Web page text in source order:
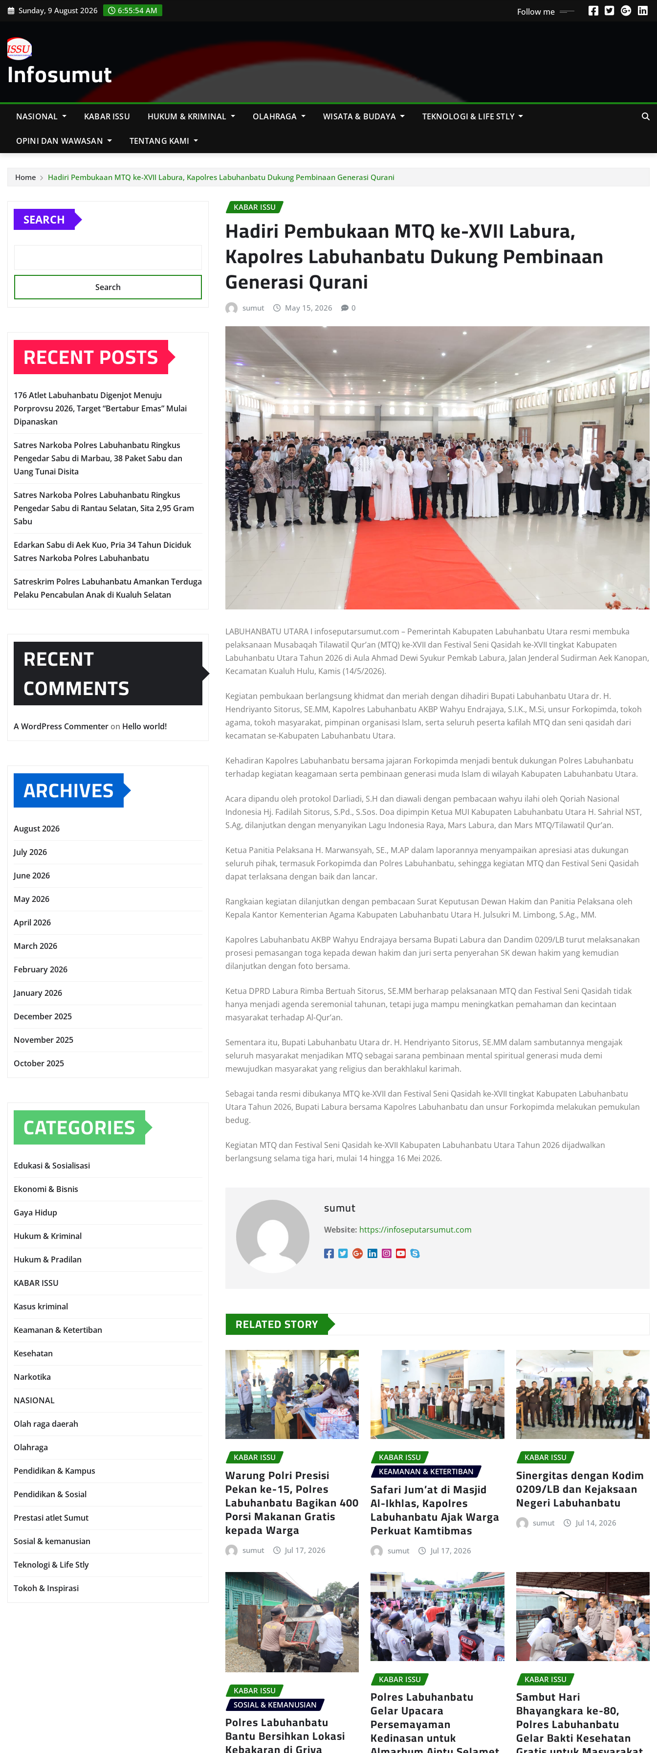
Skip Sunday, 9 August 2026 6:55:55 AM Follow me
Infosumut
NASIONAL KABAR ISSU HUKUM & KRIMINAL OLAHRAGA WISATA & BUDAYA TEKNOLOGI & LIFE STLY
OPINI DAN WAWASAN TENTANG KAMI
Home Hadiri Pembukaan MTQ ke-XVII Labura, Kapolres Labuhanbatu Dukung Pembinaan Generasi Qurani
SEARCH
Search
RECENT POSTS
176 Atlet Labuhanbatu Digenjot Menuju
Porprovsu 2026, Target “Bertabur Emas” Mulai
Dipanaskan
Satres Narkoba Polres Labuhanbatu Ringkus
Pengedar Sabu di Marbau, 38 Paket Sabu dan
Uang Tunai Disita
Satres Narkoba Polres Labuhanbatu Ringkus
Pengedar Sabu di Rantau Selatan, Sita 2,95 Gram
Sabu
Edarkan Sabu di Aek Kuo, Pria 34 Tahun Diciduk
Satres Narkoba Polres Labuhanbatu
Satreskrim Polres Labuhanbatu Amankan Terduga
Pelaku Pencabulan Anak di Kualuh Selatan
RECENT
COMMENTS
A WordPress Commenter on Hello world!
ARCHIVES
August 2026
July 2026
June 2026
May 2026
April 2026
March 2026
February 2026
January 2026
December 2025
November 2025
October 2025
CATEGORIES
Edukasi & Sosialisasi
Ekonomi & Bisnis
Gaya Hidup
Hukum & Kriminal
Hukum & Pradilan
KABAR ISSU
Kasus kriminal
Keamanan & Ketertiban
Kesehatan
Narkotika
NASIONAL
Olah raga daerah
Olahraga
Pendidikan & Kampus
Pendidikan & Sosial
Prestasi atlet Sumut
Sosial & kemanusian
Teknologi & Life Stly
Tokoh & Inspirasi
KABAR ISSU
Hadiri Pembukaan MTQ ke-XVII Labura,
Kapolres Labuhanbatu Dukung Pembinaan
Generasi Qurani
sumut May 15, 2026 0
LABUHANBATU UTARA I infoseputarsumut.com – Pemerintah Kabupaten Labuhanbatu Utara resmi membuka
pelaksanaan Musabaqah Tilawatil Qur’an (MTQ) ke-XVII dan Festival Seni Qasidah ke-XVII tingkat Kabupaten
Labuhanbatu Utara Tahun 2026 di Aula Ahmad Dewi Syukur Pemkab Labura, Jalan Jenderal Sudirman Aek Kanopan,
Kecamatan Kualuh Hulu, Kamis (14/5/2026).
Kegiatan pembukaan berlangsung khidmat dan meriah dengan dihadiri Bupati Labuhanbatu Utara dr. H.
Hendriyanto Sitorus, SE.MM, Kapolres Labuhanbatu AKBP Wahyu Endrajaya, S.I.K., M.Si, unsur Forkopimda, tokoh
agama, tokoh masyarakat, pimpinan organisasi Islam, serta seluruh peserta kafilah MTQ dan seni qasidah dari
kecamatan se-Kabupaten Labuhanbatu Utara.
Kehadiran Kapolres Labuhanbatu bersama jajaran Forkopimda menjadi bentuk dukungan Polres Labuhanbatu
terhadap kegiatan keagamaan serta pembinaan generasi muda Islam di wilayah Kabupaten Labuhanbatu Utara.
Acara dipandu oleh protokol Darliadi, S.H dan diawali dengan pembacaan wahyu ilahi oleh Qoriah Nasional
Indonesia Hj. Fadilah Sitorus, S.Pd., S.Sos. Doa dipimpin Ketua MUI Kabupaten Labuhanbatu Utara H. Sahrial NST,
S.Ag, dilanjutkan dengan menyanyikan Lagu Indonesia Raya, Mars Labura, dan Mars MTQ/Tilawatil Qur’an.
Ketua Panitia Pelaksana H. Marwansyah, SE., M.AP dalam laporannya menyampaikan apresiasi atas dukungan
seluruh pihak, termasuk Forkopimda dan Polres Labuhanbatu, sehingga kegiatan MTQ dan Festival Seni Qasidah
dapat terlaksana dengan baik dan lancar.
Rangkaian kegiatan dilanjutkan dengan pembacaan Surat Keputusan Dewan Hakim dan Panitia Pelaksana oleh
Kepala Kantor Kementerian Agama Kabupaten Labuhanbatu Utara H. Julsukri M. Limbong, S.Ag., MM.
Kapolres Labuhanbatu AKBP Wahyu Endrajaya bersama Bupati Labura dan Dandim 0209/LB turut melaksanakan
prosesi pemasangan toga kepada dewan hakim dan juri serta penyerahan SK dewan hakim yang kemudian
dilanjutkan dengan foto bersama.
Ketua DPRD Labura Rimba Bertuah Sitorus, SE.MM berharap pelaksanaan MTQ dan Festival Seni Qasidah tidak
hanya menjadi agenda seremonial tahunan, tetapi juga mampu meningkatkan pemahaman dan kecintaan
masyarakat terhadap Al-Qur’an.
Sementara itu, Bupati Labuhanbatu Utara dr. H. Hendriyanto Sitorus, SE.MM dalam sambutannya mengajak
seluruh masyarakat menjadikan MTQ sebagai sarana pembinaan mental spiritual generasi muda demi
mewujudkan masyarakat yang religius dan berakhlakul karimah.
Sebagai tanda resmi dibukanya MTQ ke-XVII dan Festival Seni Qasidah ke-XVII tingkat Kabupaten Labuhanbatu
Utara Tahun 2026, Bupati Labura bersama Kapolres Labuhanbatu dan unsur Forkopimda melakukan pemukulan
bedug.
Kegiatan MTQ dan Festival Seni Qasidah ke-XVII Kabupaten Labuhanbatu Utara Tahun 2026 dijadwalkan
berlangsung selama tiga hari, mulai 14 hingga 16 Mei 2026.
sumut
Website: https://infoseputarsumut.com
RELATED STORY
KABAR ISSU
Warung Polri Presisi
Pekan ke-15, Polres
Labuhanbatu Bagikan 400
Porsi Makanan Gratis
kepada Warga
sumut Jul 17, 2026
KABAR ISSU
KEAMANAN & KETERTIBAN
Safari Jum’at di Masjid
Al-Ikhlas, Kapolres
Labuhanbatu Ajak Warga
Perkuat Kamtibmas
sumut Jul 17, 2026
KABAR ISSU
Sinergitas dengan Kodim
0209/LB dan Kejaksaan
Negeri Labuhanbatu
sumut Jul 14, 2026
KABAR ISSU
SOSIAL & KEMANUSIAN
Polres Labuhanbatu
Bantu Bersihkan Lokasi
KABAR ISSU
Polres Labuhanbatu
Gelar Upacara
Persemayaman
Kedinasan untuk
KABAR ISSU
Sambut Hari
Bhayangkara ke-80,
Polres Labuhanbatu
Gelar Bakti Kesehatan